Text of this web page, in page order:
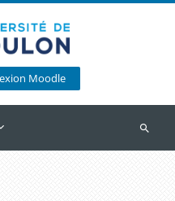
Moodle